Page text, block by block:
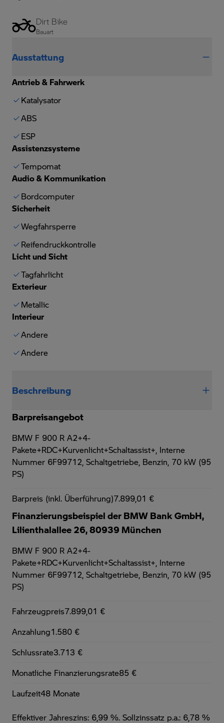
Dirt Bike
Bauart
Ausstattung
Antrieb & Fahrwerk
Katalysator
ABS
ESP
Assistenzsysteme
Tempomat
Audio & Kommunikation
Bordcomputer
Sicherheit
Wegfahrsperre
Reifendruckkontrolle
Licht und Sicht
Tagfahrlicht
Exterieur
Metallic
Interieur
Andere
Andere
Beschreibung
Barpreisangebot
BMW F 900 R A2+4-
Pakete+RDC+Kurvenlicht+Schaltassist+, Interne
Nummer 6F99712, Schaltgetriebe, Benzin, 70 kW (95
PS)
Barpreis (inkl. Überführung)7.899,01 €
Finanzierungsbeispiel der BMW Bank GmbH,
Lilienthalallee 26, 80939 München
BMW F 900 R A2+4-
Pakete+RDC+Kurvenlicht+Schaltassist+, Interne
Nummer 6F99712, Schaltgetriebe, Benzin, 70 kW (95
PS)
Fahrzeugpreis7.899,01 €
Anzahlung1.580 €
Schlussrate3.713 €
Monatliche Finanzierungsrate85 €
Laufzeit48 Monate
Effektiver Jahreszins: 6,99 %. Sollzinssatz p.a.: 6,78 %